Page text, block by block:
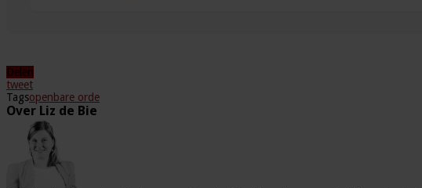
Delen
tweet
Tagsopenbare orde
Over Liz de Bie